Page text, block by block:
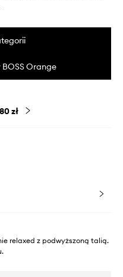
Orange
zł
relaxed z podwyższoną talią.